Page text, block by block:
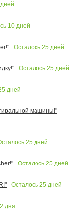
дней
10 дней
Осталось 25 дней
Осталось 25 дней
дней
машины!"
25 дней
Осталось 25 дней
Осталось 25 дней
дня